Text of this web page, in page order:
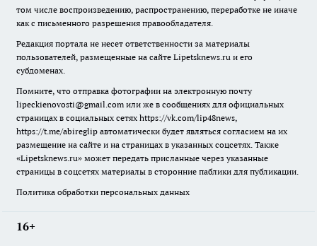
том числе воспроизведению, распространению, переработке не иначе
как с письменного разрешения правообладателя.
Редакция портала не несет ответственности за материалы
пользователей, размещенные на сайте Lipetsknews.ru и его
субдоменах.
Помните, что отправка фотографии на электронную почту
lipeckienovosti@gmail.com или же в сообщениях для официальных
страницах в социальных сетях https://vk.com/lip48news,
https://t.me/abireglip автоматически будет являться согласием на их
размещение на сайте и на страницах в указанных соцсетях. Также
«Lipetsknews.ru» может передать присланные через указанные
страницы в соцсетях материалы в сторонние паблики для публикации.
Политика обработки персональных данных
16+